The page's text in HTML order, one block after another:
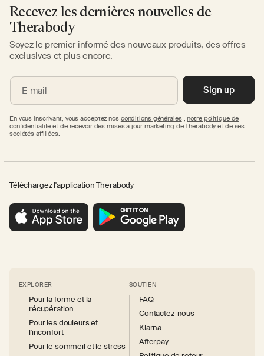
Recevez les dernières nouvelles de
Therabody
Soyez le premier informé des nouveaux produits, des offres
exclusives et plus encore.
E-mail Sign up
En vous inscrivant, vous acceptez nos conditions générales,notre politique de
confidentialité et de recevoir des mises à jour marketing de Therabody et de ses
sociétés affiliées.
Téléchargez l'application Therabody
EXPLORER
Pour la forme et la
récupération
Pour les douleurs et
l'inconfort
Pour le sommeil et le stress
SOUTIEN
FAQ
Contactez-nous
Klarna
Afterpay